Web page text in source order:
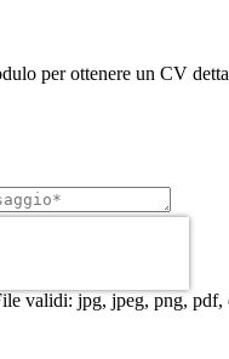
per ottenere un CV
validi: jpg, jpeg, png, pdf,